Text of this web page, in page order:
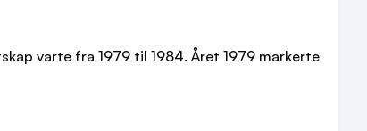
varte fra 1979 til 1984. Året 1979 markerte